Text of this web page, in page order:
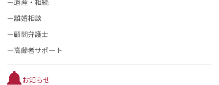
離婚相談
顧問弁護士
高齢者サポート
お知らせ